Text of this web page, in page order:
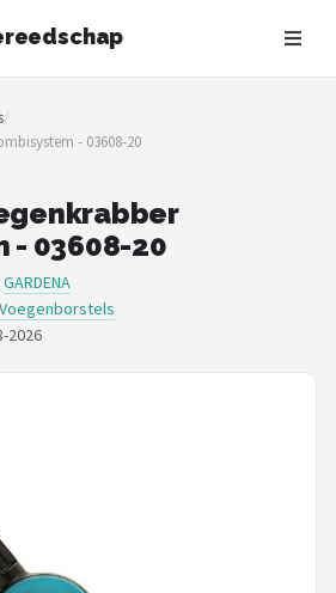
/
- 03608-20
- 03608-20
GARDENA
Voegenborstels
2026